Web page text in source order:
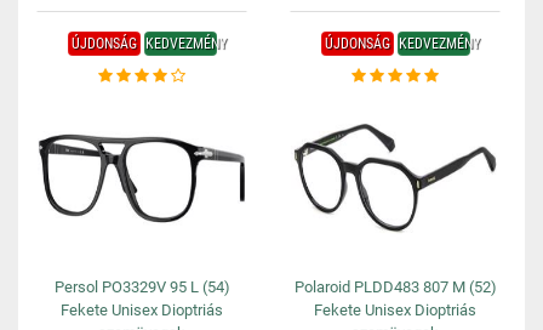
ÚJDONSÁG KEDVEZMÉNY
Persol PO3329V 95 L (54)
Fekete Unisex Dioptriás
ÚJDONSÁG KEDVEZMÉNY
Polaroid PLDD483 807 M (52)
Fekete Unisex Dioptriás